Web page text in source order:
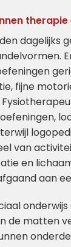
dagelijks
fijne
van
en
aan
onderwijs
de matten